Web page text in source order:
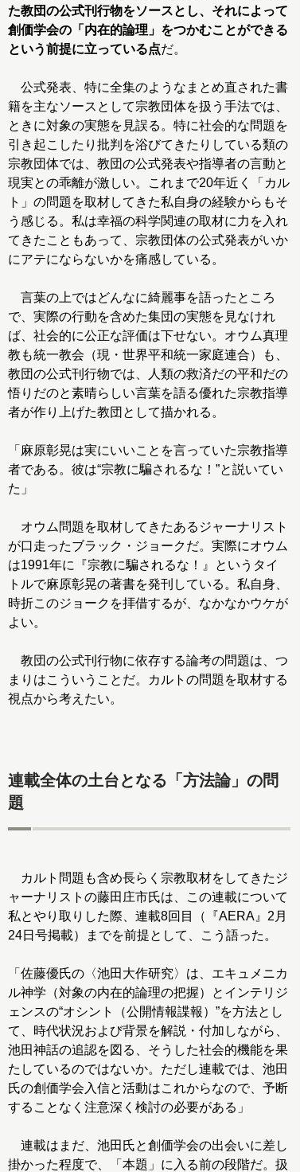
た教団の公式刊行物をソースとし、それによって
創価学会の「内在的論理」をつかむことができる
という前提に立っている点だ。
公式発表、特に全集のようなまとめ直された書
籍を主なソースとして宗教団体を扱う手法では、
ときに対象の実態を見誤る。特に社会的な問題を
引き起こしたり批判を浴びてきたりしている類の
宗教団体では、教団の公式発表や指導者の言動と
現実との乖離が激しい。これまで20年近く「カル
ト」の問題を取材してきた私自身の経験からもそ
う感じる。私は幸福の科学関連の取材に力を入れ
てきたこともあって、宗教団体の公式発表がいか
にアテにならないかを痛感している。
言葉の上ではどんなに綺麗事を語ったところ
で、実際の行動を含めた集団の実態を見なけれ
ば、社会的に公正な評価は下せない。オウム真理
教も統一教会（現・世界平和統一家庭連合）も、
教団の公式刊行物では、人類の救済だの平和だの
悟りだのと素晴らしい言葉を語る優れた宗教指導
者が作り上げた教団として描かれる。
「麻原彰晃は実にいいことを言っていた宗教指導
者である。彼は“宗教に騙されるな！”と説いてい
た」
オウム問題を取材してきたあるジャーナリスト
が口走ったブラック・ジョークだ。実際にオウム
は1991年に『宗教に騙されるな！』というタイ
トルで麻原彰晃の著書を発刊している。私自身、
時折このジョークを拝借するが、なかなかウケが
よい。
教団の公式刊行物に依存する論考の問題は、つ
まりはこういうことだ。カルトの問題を取材する
視点から考えたい。
連載全体の土台となる「方法論」の問
題
カルト問題も含め長らく宗教取材をしてきたジ
ャーナリストの藤田庄市氏は、この連載について
私とやり取りした際、連載8回目（『AERA』2月
24日号掲載）までを前提として、こう語った。
「佐藤優氏の〈池田大作研究〉は、エキュメニカ
ル神学（対象の内在的論理の把握）とインテリジ
ェンスの“オシント（公開情報諜報）”を方法とし
て、時代状況および背景を解説・付加しながら、
池田神話の追認を図る、そうした社会的機能を果
たしているのではないか。ただし連載では、池田
氏の創価学会入信と活動はこれからなので、予断
することなく注意深く検討の必要がある」
連載はまだ、池田氏と創価学会の出会いに差し
掛かった程度で、「本題」に入る前の段階だ。扱